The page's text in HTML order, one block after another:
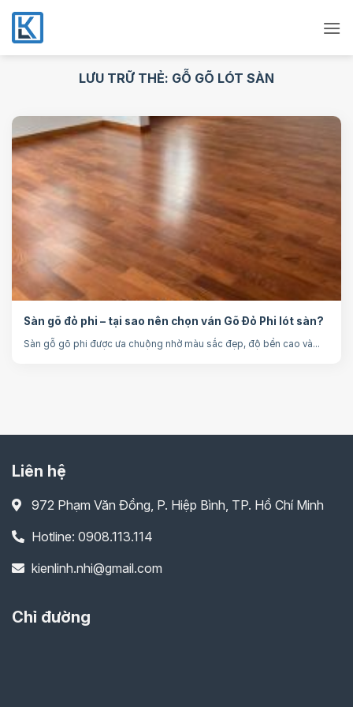
Bỏ
qua
nội
LƯU TRỮ THẺ: GỖ GÕ LÓT SÀN
Sàn gõ đỏ phi – tại sao nên chọn ván Gõ Đỏ Phi lót sàn?
Sàn gỗ gõ phi được ưa chuộng nhờ màu sắc đẹp, độ bền cao và...
Liên hệ
972 Phạm Văn Đồng, P. Hiệp Bình, TP. Hồ Chí Minh
Hotline: 0908.113.114
kienlinh.nhi@gmail.com
Chỉ đường